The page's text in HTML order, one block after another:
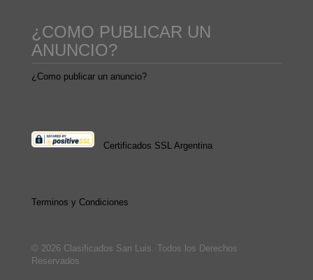
¿COMO PUBLICAR UN
ANUNCIO?
¿Como publicar un anuncio?
Certificados SSL Argentina
Terminos y Condiciones
© 2026 Clasificados San Luis. Todos los Derechos
Reservados